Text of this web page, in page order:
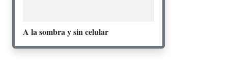
A la sombra y sin celular